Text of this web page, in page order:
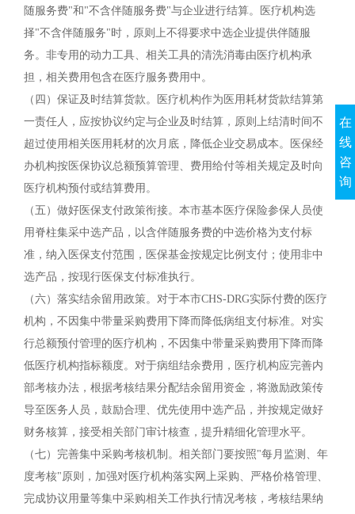
随服务费"和"不含伴随服务费"与企业进行结算。医疗机构选
择"不含伴随服务"时，原则上不得要求中选企业提供伴随服
务。非专用的动力工具、相关工具的清洗消毒由医疗机构承
担，相关费用包含在医疗服务费用中。
（四）保证及时结算货款。医疗机构作为医用耗材货款结算第
一责任人，应按协议约定与企业及时结算，原则上结清时间不
超过使用相关医用耗材的次月底，降低企业交易成本。医保经
办机构按医保协议总额预算管理、费用给付等相关规定及时向
医疗机构预付或结算费用。
（五）做好医保支付政策衔接。本市基本医疗保险参保人员使
用脊柱集采中选产品，以含伴随服务费的中选价格为支付标
准，纳入医保支付范围，医保基金按规定比例支付；使用非中
选产品，按现行医保支付标准执行。
（六）落实结余留用政策。对于本市CHS-DRG实际付费的医疗
机构，不因集中带量采购费用下降而降低病组支付标准。对实
行总额预付管理的医疗机构，不因集中带量采购费用下降而降
低医疗机构指标额度。对于病组结余费用，医疗机构应完善内
部考核办法，根据考核结果分配结余留用资金，将激励政策传
导至医务人员，鼓励合理、优先使用中选产品，并按规定做好
财务核算，接受相关部门审计核查，提升精细化管理水平。
（七）完善集中采购考核机制。相关部门要按照"每月监测、年
度考核"原则，加强对医疗机构落实网上采购、严格价格管理、
完成协议用量等集中采购相关工作执行情况考核，考核结果纳
在
线
咨
询